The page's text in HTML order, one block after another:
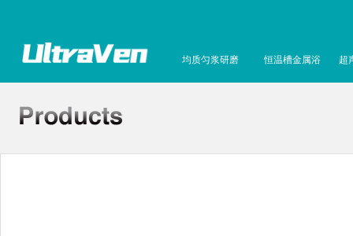
均质匀浆研磨 恒温槽金属浴 超